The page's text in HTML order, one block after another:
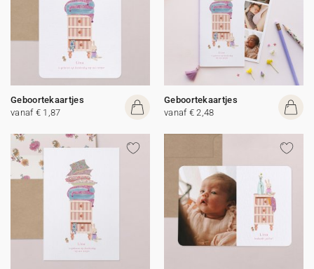
Geboortekaartjes
vanaf € 1,87
Geboortekaartjes
vanaf € 2,48